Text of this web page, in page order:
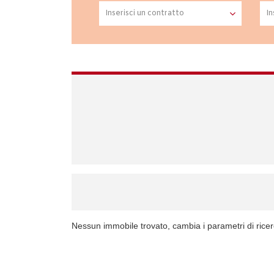
Nessun immobile trovato, cambia i parametri di